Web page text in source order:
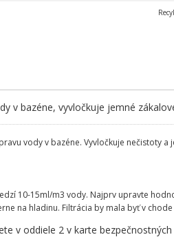
v bazéne, vyvločkuje jemné
vody v bazéne. Vyvločkuje nečistoty
10-15ml/m3 vody. Najprv upravte
na hladinu. Filtrácia by mala byť v
v oddiele 2 v karte bezpečnostných